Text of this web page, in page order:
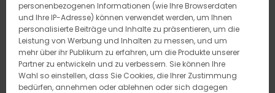
personenbezogenen Informationen (wie Ihre Browserdaten
und Ihre IP-Adresse) können verwendet werden, um Ihnen
personalisierte Beiträge und Inhalte zu präsentieren, um die
Leistung von Werbung und Inhalten zu messen, und um
mehr über ihr Publikum zu erfahren, um die Produkte unserer
Partner zu entwickeln und zu verbessern. Sie können Ihre
Wahl so einstellen, dass Sie Cookies, die Ihrer Zustimmung
bedürfen, annehmen oder ablehnen oder sich dagegen